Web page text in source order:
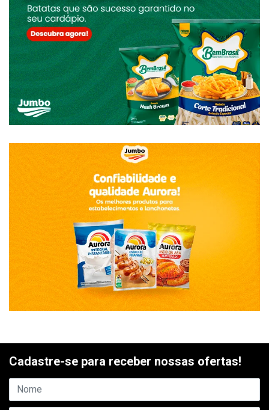
Cadastre-se para receber nossas ofertas!